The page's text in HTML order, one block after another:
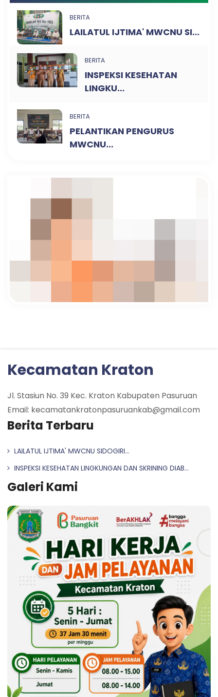
BERITA
LAILATUL IJTIMA' MWCNU SI...
BERITA
INSPEKSI KESEHATAN
LINGKU...
BERITA
PELANTIKAN PENGURUS
MWCNU...
Kecamatan Kraton
Jl. Stasiun No. 39 Kec. Kraton Kabupaten Pasuruan
Email: kecamatankratonpasuruankab@gmail.com
Berita Terbaru
LAILATUL IJTIMA' MWCNU SIDOGIRI...
INSPEKSI KESEHATAN LINGKUNGAN DAN SKRINING DIAB...
Galeri Kami